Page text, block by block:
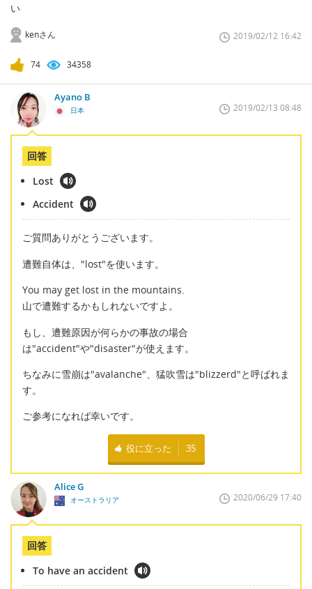
い
kenさん 2019/02/12 16:42
74 34358
Ayano B
日本 2019/02/13 08:48
回答
Lost
Accident
ご質問ありがとうございます。
遭難自体は、"lost"を使います。
You may get lost in the mountains.
山で遭難するかもしれないですよ。
もし、遭難原因が何らかの事故の場合
は"accident"や"disaster"が使えます。
ちなみに雪崩は"avalanche"、猛吹雪は"blizzerd"と呼ばれま
す。
ご参考になれば幸いです。
役に立った 35
Alice G
オーストラリア 2020/06/29 17:40
回答
To have an accident